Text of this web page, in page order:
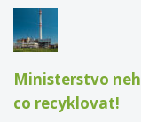
Ministerstvo
co recyklovat!